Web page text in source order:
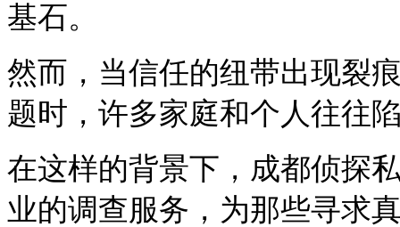
基石。
然而，当信任的纽带出现裂
题时，许多家庭和个人往往
在这样的背景下，成都侦探
业的调查服务，为那些寻求